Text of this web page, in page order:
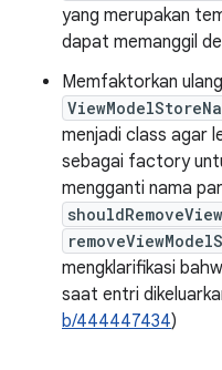
yang merupakan
dapat memanggil
Memfaktorkan ulang
menjadi class agar
sebagai factory
mengganti nama
mengklarifikasi
saat entri
b/444447434)